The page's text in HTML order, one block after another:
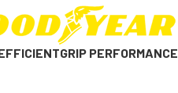
PERFORMANCE